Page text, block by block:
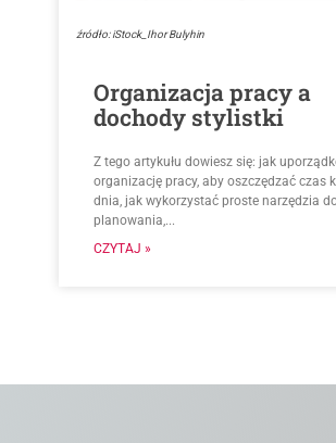
źródło: iStock_Ihor Bulyhin
Organizacja pracy a
dochody stylistki
Z tego artykułu dowiesz się: jak
organizację pracy, aby oszczędzać czas
dnia, jak wykorzystać proste narzędzia
planowania,...
CZYTAJ »